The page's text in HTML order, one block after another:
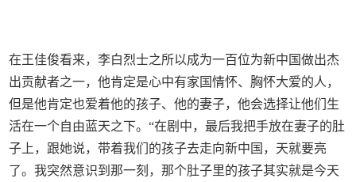
在王佳俊看来，李白烈士之所以成为一百位为新中国做出杰
出贡献者之一，他肯定是心中有家国情怀、胸怀大爱的人，
但是他肯定也爱着他的孩子、他的妻子，他会选择让他们生
活在一个自由蓝天之下。“在剧中，最后我把手放在妻子的肚
子上，跟她说，带着我们的孩子去走向新中国，天就要亮
了。我突然意识到那一刻，那个肚子里的孩子其实就是今天